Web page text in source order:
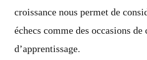
croissance nous permet de
échecs comme des occasions de
d’apprentissage.